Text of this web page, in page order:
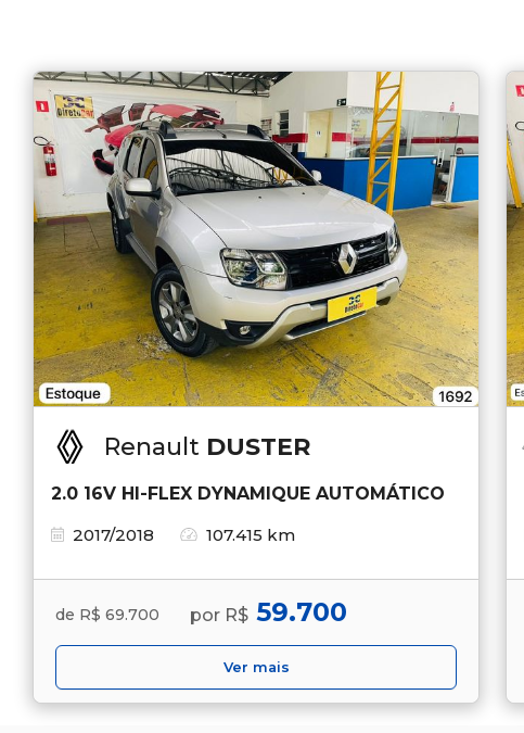
Renault DUSTER
2.0 16V HI-FLEX DYNAMIQUE AUTOMÁTICO
2017/2018
107.415 km
de R$ 69.700 por R$ 59.700
Ver mais